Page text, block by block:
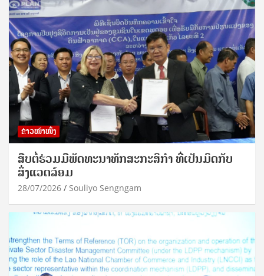
ຂ່າວໜ້າໜຶ່ງ
ສືບຕໍ່ຮ່ວມມືພັດທະນາທັກສະກະສິກຳ ທີ່ເປັນມິດກັບ
ສິ່ງແວດລ້ອມ
28/07/2026 Souliyo Sengngam